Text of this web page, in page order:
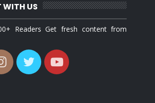
WITH US
Readers Get fresh content from